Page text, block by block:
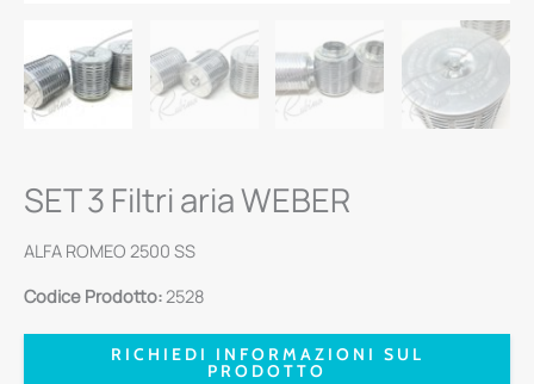
SET 3 Filtri aria WEBER
ALFA ROMEO 2500 SS
Codice Prodotto:2528
RICHIEDI INFORMAZIONI SUL
PRODOTTO